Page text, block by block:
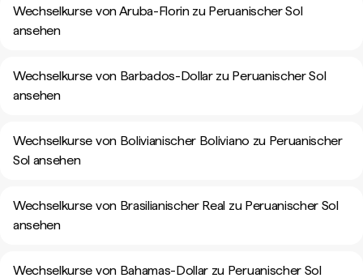
Wechselkurse von Aruba-Florin zu Peruanischer Sol
ansehen
Wechselkurse von Barbados-Dollar zu Peruanischer Sol
ansehen
Wechselkurse von Bolivianischer Boliviano zu Peruanischer
Sol ansehen
Wechselkurse von Brasilianischer Real zu Peruanischer Sol
ansehen
Wechselkurse von Bahamas-Dollar zu Peruanischer Sol